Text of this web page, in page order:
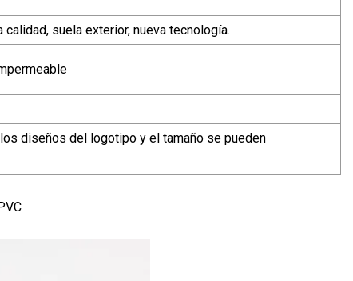
suela exterior, nueva tecnología.
diseños del logotipo y el tamaño se pueden